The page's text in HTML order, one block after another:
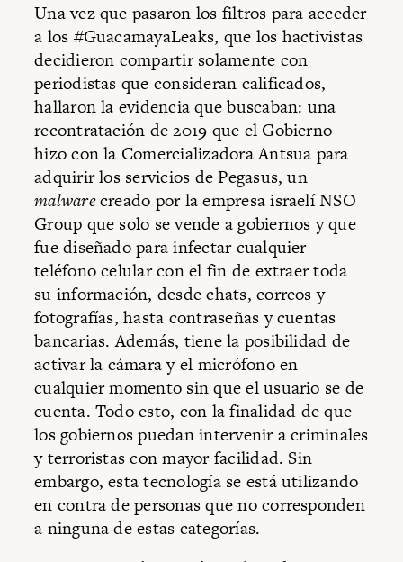
Una vez que pasaron los filtros para acceder
a los #GuacamayaLeaks, que los hactivistas
decidieron compartir solamente con
periodistas que consideran calificados,
hallaron la evidencia que buscaban: una
recontratación de 2019 que el Gobierno
hizo con la Comercializadora Antsua para
adquirir los servicios de Pegasus, un
malwarecreado por la empresa israelí NSO
Group que solo se vende a gobiernos y que
fue diseñado para infectar cualquier
teléfono celular con el fin de extraer toda
su información, desde chats, correos y
fotografías, hasta contraseñas y cuentas
bancarias. Además, tiene la posibilidad de
activar la cámara y el micrófono en
cualquier momento sin que el usuario se de
cuenta. Todo esto, con la finalidad de que
los gobiernos puedan intervenir a criminales
y terroristas con mayor facilidad. Sin
embargo, esta tecnología se está utilizando
en contra de personas que no corresponden
a ninguna de estas categorías.